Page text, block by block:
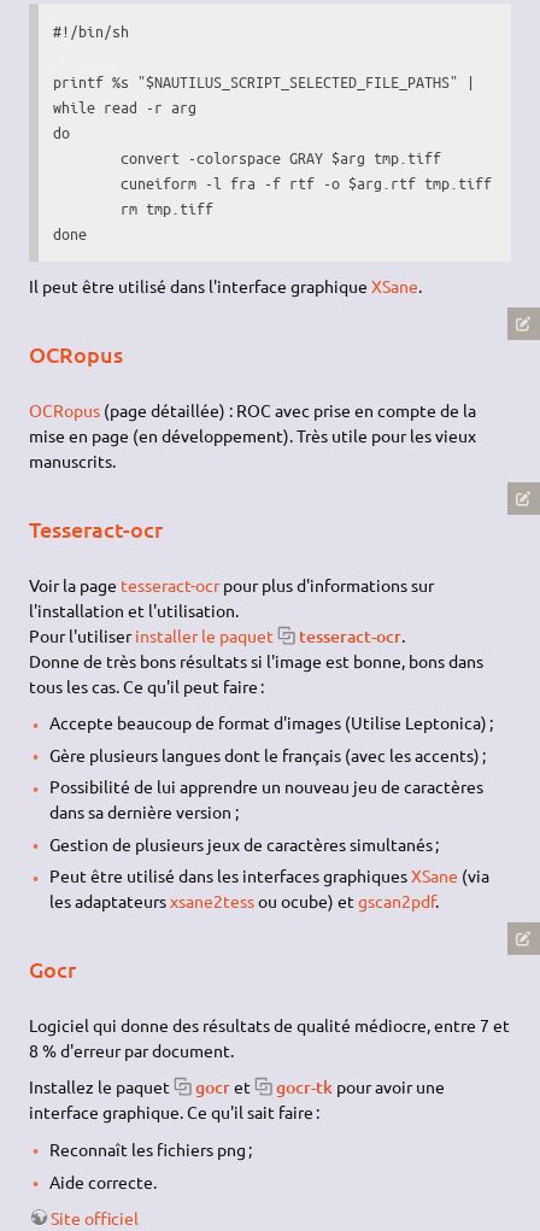
#!/bin/sh
printf %s "$NAUTILUS_SCRIPT_SELECTED_FILE_PATHS"
|
while read -r
do
	convert
-colorspace GRAY $arg tmp.tiff
	cuneiform
-l fra -f rtf -o $arg.rtf tmp.tiff
rm
done
Il peut être utilisé dans l'interface graphiqueXSane.
OCRopus
OCRopus (page détaillée) : ROC avec prise en compte de la
mise en page (en développement). Très utile pour les vieux
manuscrits.
Tesseract-ocr
Voir la page tesseract-ocrpour plus d'informations sur
l'installation et l'utilisation.
Pour l'utiliserinstaller le paquet tesseract-ocr.
Donne de très bons résultats si l'image est bonne, bons dans
tous les cas. Ce qu'il peut faire :
Accepte beaucoup de format d'images (Utilise Leptonica) ;
Gère plusieurs langues dont le français (avec les accents) ;
Possibilité de lui apprendre un nouveau jeu de caractères
dans sa dernière version ;
Gestion de plusieurs jeux de caractères simultanés ;
Peut être utilisé dans les interfaces graphiquesXSane (via
les adaptateursxsane2tessou ocube) et gscan2pdf.
Gocr
Logiciel qui donne des résultats de qualité médiocre, entre 7 et
8 % d'erreur par document.
Installez le paquet
gocret gocr-tk pour avoir une
interface graphique. Ce qu'il sait faire :
Reconnaît les fichiers png ;
Aide correcte.
Site officiel